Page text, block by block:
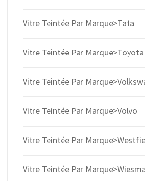
Vitre Teintée Par Marque>Tata
Vitre Teintée Par Marque>Toyota
Vitre Teintée Par
Vitre Teintée Par Marque>Volvo
Vitre Teintée Par
Vitre Teintée Par